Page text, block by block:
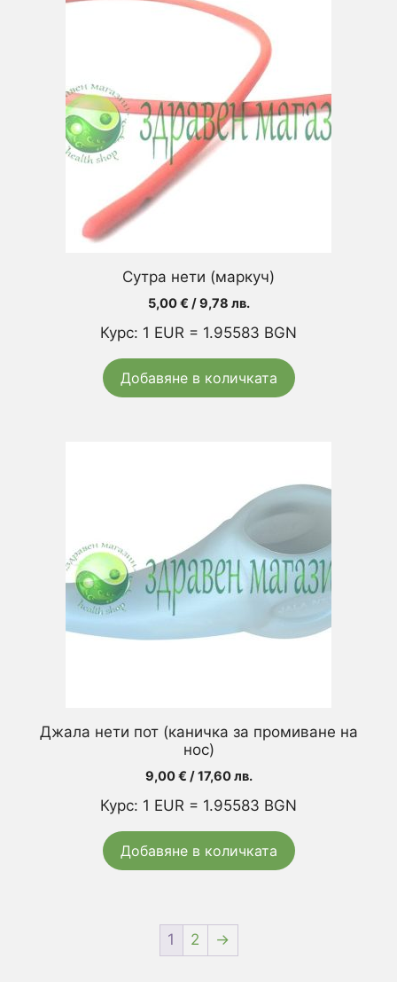
Сутра нети (маркуч)
5,00€ / 9,78 лв.
Курс: 1 EUR = 1.95583 BGN
Добавяне в количката
Джала нети пот (каничка за промиване на
нос)
9,00€ / 17,60 лв.
Курс: 1 EUR = 1.95583 BGN
Добавяне в количката
1 2 →